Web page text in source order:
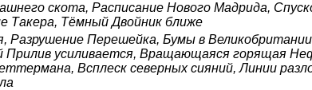
скота, Расписание Нового Мадрида,
Такера, Тёмный Двойник ближе
Разрушение Перешейка, Бумы в
Прилив усиливается, Вращающаяся горящая
Всплеск северных сияний, Линии